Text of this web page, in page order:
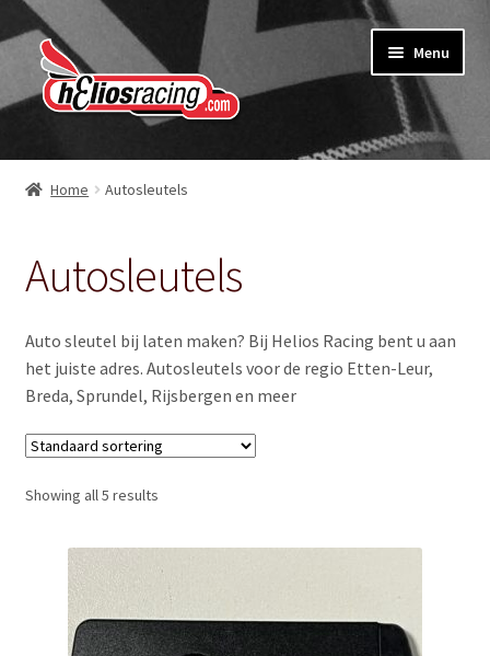
Ga
door
naar
Ga
naar
de
Menu
Webshop
Contact opnemen
Diensten
Software service voor garages
Nieuws
Home Autosleutels
Autosleutels
Auto sleutel bij laten maken? Bij Helios Racing bent u aan
het juiste adres. Autosleutels voor de regio Etten-Leur,
Breda, Sprundel, Rijsbergen en meer
Showing all 5 results